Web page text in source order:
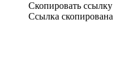
Скопировать ссылку
Ссылка скопирована